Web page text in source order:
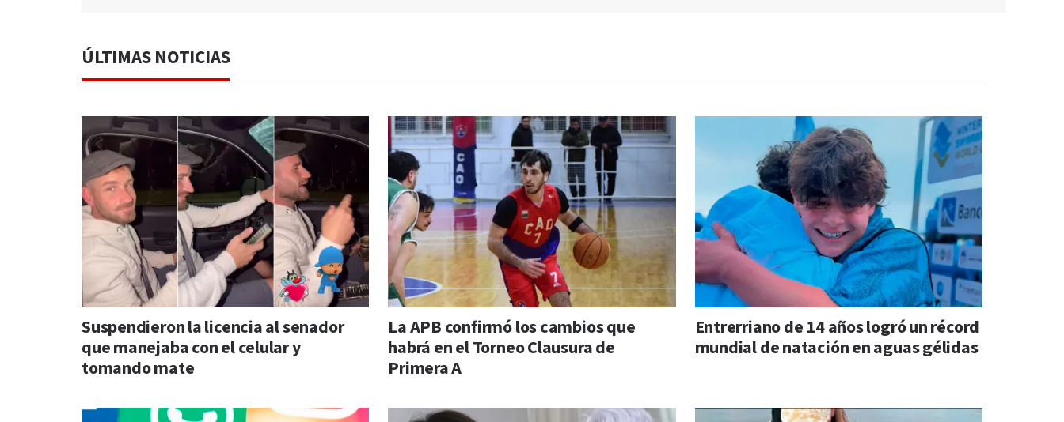
ÚLTIMAS NOTICIAS
Suspendieron la licencia al senador
que manejaba con el celular y
tomando mate
La APB confirmó los cambios que
habrá en el Torneo Clausura de
Primera A
Entrerriano de 14 años logró un récord
mundial de natación en aguas gélidas